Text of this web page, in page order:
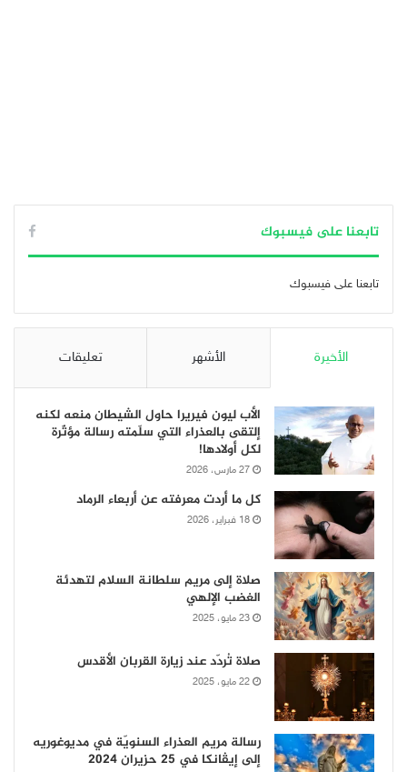
تابعنا على فيسبوك
تابعنا على فيسبوك
الأخيرة الأشهر تعليقات
الأب ليون فيريرا حاول الشيطان منعه لكنه
إلتقى بالعذراء التي سلّمته رسالة مؤثّرة
لكل أولادها!
27 مارس، 2026
كل ما أردت معرفته عن أربعاء الرماد
18 فبراير، 2026
صلاة إلى مريم سلطانة السلام لتهدئة
الغضب الإلهي
23 مايو، 2025
صلاة تُردّد عند زيارة القربان الأقدس
22 مايو، 2025
رسالة مريم العذراء السنويّة في مديوغوريه
إلى إيڤانكا في 25 حزيران 2024